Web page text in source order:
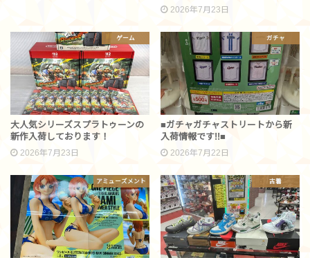
2026年7月23日
ゲーム
大人気シリーズスプラトゥーンの
新作入荷しております！
2026年7月23日
ガチャ
■ガチャガチャストリートから新
入荷情報です!!■
2026年7月22日
アミューズメント 古着